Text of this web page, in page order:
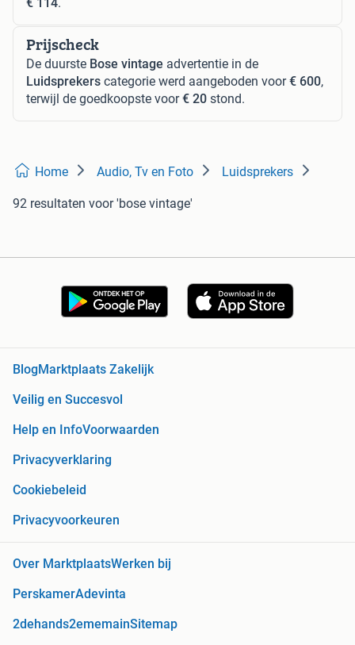
Prijscheck
De duurste Bose vintage advertentie in de
Luidsprekers categorie werd aangeboden voor€ 600,
terwijl de goedkoopste voor€ 20 stond.
Home Audio, Tv en Foto Luidsprekers
92 resultaten voor 'bose vintage'
BlogMarktplaats Zakelijk
Veilig en Succesvol
Help en InfoVoorwaarden
Privacyverklaring
Cookiebeleid
Privacyvoorkeuren
Over MarktplaatsWerken bij
PerskamerAdevinta
2dehands2ememainSitemap